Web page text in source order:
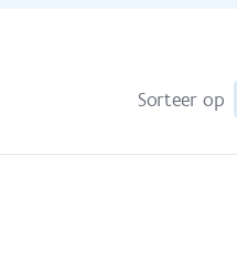
Sorteer op